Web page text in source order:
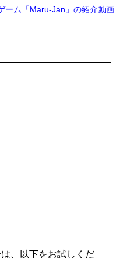
ーム「Maru-Jan」の紹介動画
、以下をお試しくだ